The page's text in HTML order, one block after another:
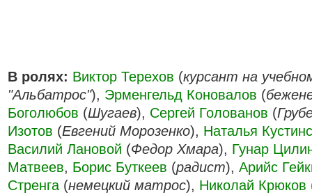
В ролях: Виктор Терехов (курсант на
"Альбатрос"), Эрменгельд Коновалов (
Боголюбов (Шугаев), Сергей Голованов (
Изотов (Евгений Морозенко), Наталья
Василий Лановой (Федор Хмара), Гунар
Матвеев, Борис Буткеев (радист), Арийс
Стренга (немецкий матрос), Николай Крюков